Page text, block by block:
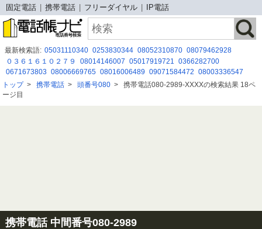
固定電話 携帯電話 フリーダイヤル IP電話
最新検索語: 05031110340 0253830344 08052310870 08079462928
０３６１６１０２７９
08014146007 05017919721
0366282700
0671673803 08006669765 08016006489 09071584472 08003336547
090 7453 1539 0800 500 8188 050-3091-7031 0486904850 0120-407-072
050 5893 4701
トップ> 携帯電話 > 頭番号080 > 携帯電話080-2989-XXXXの検索結果 18ペ
ージ目
携帯電話 中間番号080-2989